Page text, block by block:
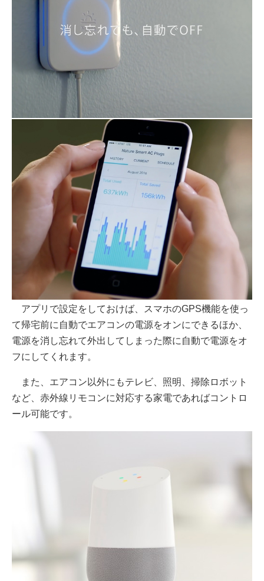
アプリで設定をしておけば、スマホのGPS機能を使っ
て帰宅前に自動でエアコンの電源をオンにできるほか、
電源を消し忘れて外出してしまった際に自動で電源をオ
フにしてくれます。
また、エアコン以外にもテレビ、照明、掃除ロボット
など、赤外線リモコンに対応する家電であればコントロ
ール可能です。